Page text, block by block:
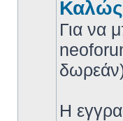
Για να
Η